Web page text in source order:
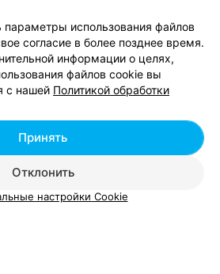
у метро Молодежная в
языков возле метро
использования файлов
согласие в более позднее время.
информации о целях,
файлов cookie вы
с нашей Политикой обработки
Отклонить
Принять
настройки Cookie